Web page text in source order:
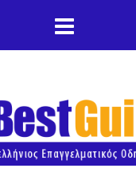
κυρίως περιεχόμενο